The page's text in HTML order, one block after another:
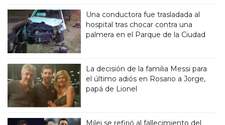
Una conductora fue trasladada al
hospital tras chocar contra una
palmera en el Parque de la Ciudad
La decisión de la familia Messi para
el último adiós en Rosario a Jorge,
papá de Lionel
Milei se refirió al fallecimiento del